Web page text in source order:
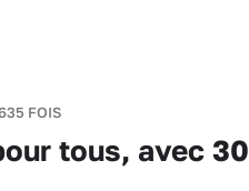
FOIS
tous, avec 30